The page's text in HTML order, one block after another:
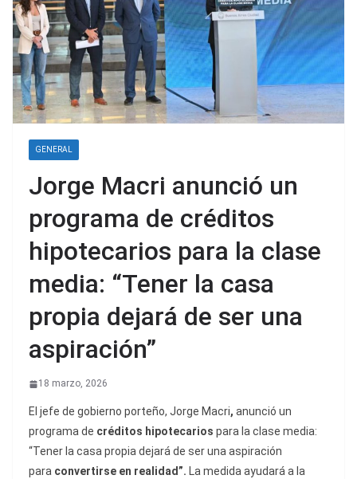
GENERAL
Jorge Macri anunció un
programa de créditos
hipotecarios para la clase
media: “Tener la casa
propia dejará de ser una
aspiración”
18 marzo, 2026
El jefe de gobierno porteño, Jorge Macri, anunció un
programa de créditos hipotecarios para la clase media:
“Tener la casa propia dejará de ser una aspiración
para convertirse en realidad”. La medida ayudará a la